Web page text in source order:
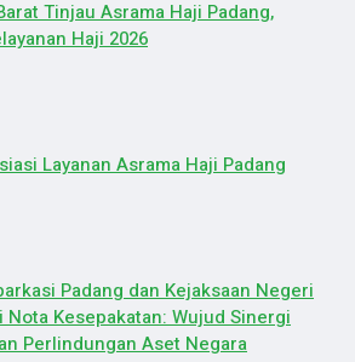
Tinjau Asrama Haji Padang,
Haji 2026
Layanan Asrama Haji Padang
Padang dan Kejaksaan Negeri
Nota Kesepakatan: Wujud Sinergi
Perlindungan Aset Negara